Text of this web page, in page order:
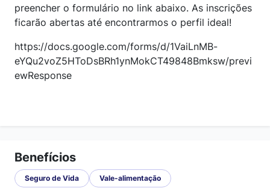
preencher o formulário no link abaixo. As inscrições
ficarão abertas até encontrarmos o perfil ideal!
https://docs.google.com/forms/d/1VaiLnMB-
eYQu2voZ5HToDsBRh1ynMokCT49848Bmksw/previ
ewResponse
Benefícios
Seguro de Vida Vale-alimentação